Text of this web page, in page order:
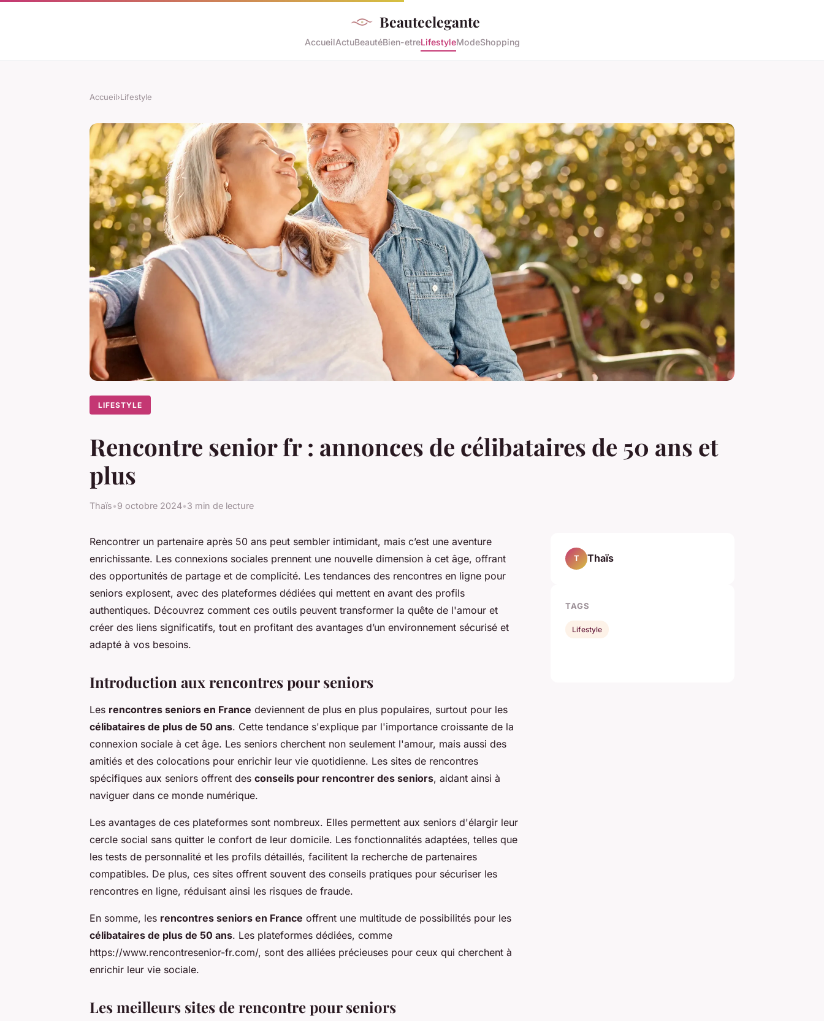
Beauteelegante
AccueilActuBeautéBien-etreLifestyleModeShopping
Accueil›Lifestyle
LIFESTYLE
Rencontre senior fr : annonces de célibataires de 50 ans et
plus
Thaïs•9 octobre 2024•3 min de lecture
Rencontrer un partenaire après 50 ans peut sembler intimidant, mais c’est une aventure
enrichissante. Les connexions sociales prennent une nouvelle dimension à cet âge, offrant
des opportunités de partage et de complicité. Les tendances des rencontres en ligne pour
seniors explosent, avec des plateformes dédiées qui mettent en avant des profils
authentiques. Découvrez comment ces outils peuvent transformer la quête de l'amour et
créer des liens significatifs, tout en profitant des avantages d’un environnement sécurisé et
adapté à vos besoins.
Introduction aux rencontres pour seniors
Les rencontres seniors en France deviennent de plus en plus populaires, surtout pour les
célibataires de plus de 50 ans. Cette tendance s'explique par l'importance croissante de la
connexion sociale à cet âge. Les seniors cherchent non seulement l'amour, mais aussi des
amitiés et des colocations pour enrichir leur vie quotidienne. Les sites de rencontres
spécifiques aux seniors offrent des conseils pour rencontrer des seniors, aidant ainsi à
naviguer dans ce monde numérique.
Les avantages de ces plateformes sont nombreux. Elles permettent aux seniors d'élargir leur
cercle social sans quitter le confort de leur domicile. Les fonctionnalités adaptées, telles que
les tests de personnalité et les profils détaillés, facilitent la recherche de partenaires
compatibles. De plus, ces sites offrent souvent des conseils pratiques pour sécuriser les
rencontres en ligne, réduisant ainsi les risques de fraude.
En somme, les rencontres seniors en France offrent une multitude de possibilités pour les
célibataires de plus de 50 ans. Les plateformes dédiées, comme
https://www.rencontresenior-fr.com/, sont des alliées précieuses pour ceux qui cherchent à
enrichir leur vie sociale.
Les meilleurs sites de rencontre pour seniors
T Thaïs
TAGS
Lifestyle